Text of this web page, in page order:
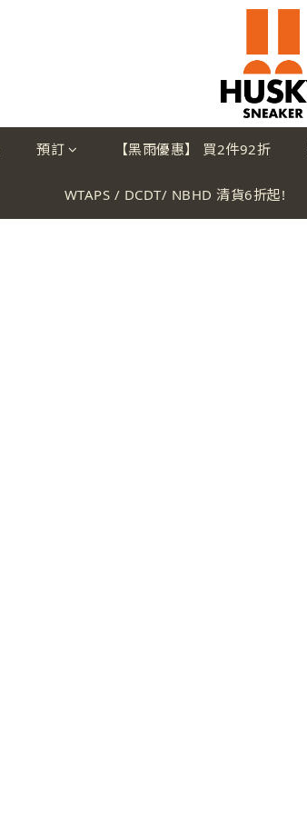
預訂 【黑雨優惠】 買2件92折
WTAPS / DCDT/ NBHD 清貨6折起!